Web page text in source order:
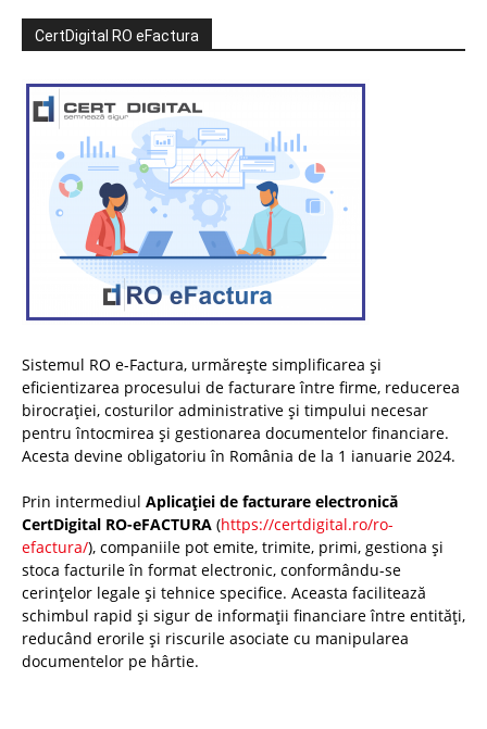
CertDigital RO eFactura
Sistemul RO e-Factura, urmărește simplificarea și
eficientizarea procesului de facturare între firme, reducerea
birocrației, costurilor administrative și timpului necesar
pentru întocmirea și gestionarea documentelor financiare.
Acesta devine obligatoriu în România de la 1 ianuarie 2024.
Prin intermediul Aplicației de facturare electronică
CertDigital RO-eFACTURA (https://certdigital.ro/ro-
efactura/), companiile pot emite, trimite, primi, gestiona și
stoca facturile în format electronic, conformându-se
cerințelor legale și tehnice specifice. Aceasta facilitează
schimbul rapid și sigur de informații financiare între entități,
reducând erorile și riscurile asociate cu manipularea
documentelor pe hârtie.